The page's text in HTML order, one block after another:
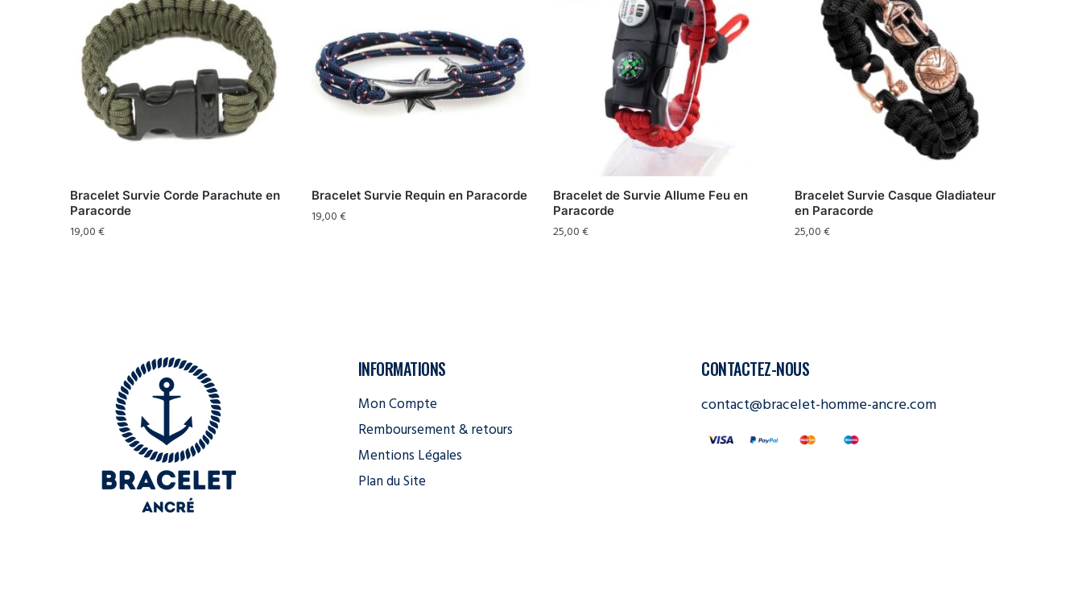
Bracelet Survie Corde Parachute en
Paracorde
19,00€
Bracelet Survie Requin en Paracorde
19,00€
Bracelet de Survie Allume Feu en
Paracorde
25,00€
Bracelet Survie Casque Gladiateur
en Paracorde
25,00€
INFORMATIONS
Mon Compte
Remboursement & retours
Mentions Légales
Plan du Site
CONTACTEZ-NOUS
contact@bracelet-homme-ancre.com